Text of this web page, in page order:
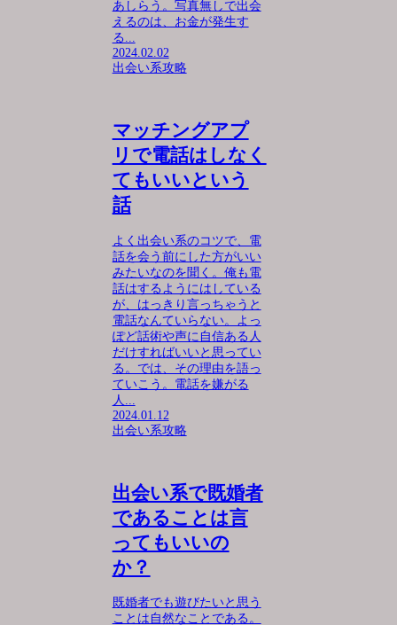
あしらう。写真無しで出会
えるのは、お金が発生す
る...
2024.02.02
出会い系攻略
マッチングアプ
リで電話はしなく
てもいいという
話
よく出会い系のコツで、電
話を会う前にした方がいい
みたいなのを聞く。俺も電
話はするようにはしている
が、はっきり言っちゃうと
電話なんていらない。よっ
ぽど話術や声に自信ある人
だけすればいいと思ってい
る。では、その理由を語っ
ていこう。電話を嫌がる
人...
2024.01.12
出会い系攻略
出会い系で既婚者
であることは言
ってもいいの
か？
既婚者でも遊びたいと思う
ことは自然なことである。